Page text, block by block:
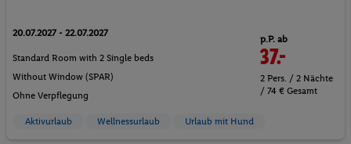
20.07.2027 - 22.07.2027
Standard Room with 2 Single beds
Without Window (SPAR)
Ohne Verpflegung
p.P. ab
37.-
2 Pers. / 2 Nächte
/ 74 € Gesamt
Aktivurlaub Wellnessurlaub Urlaub mit Hund